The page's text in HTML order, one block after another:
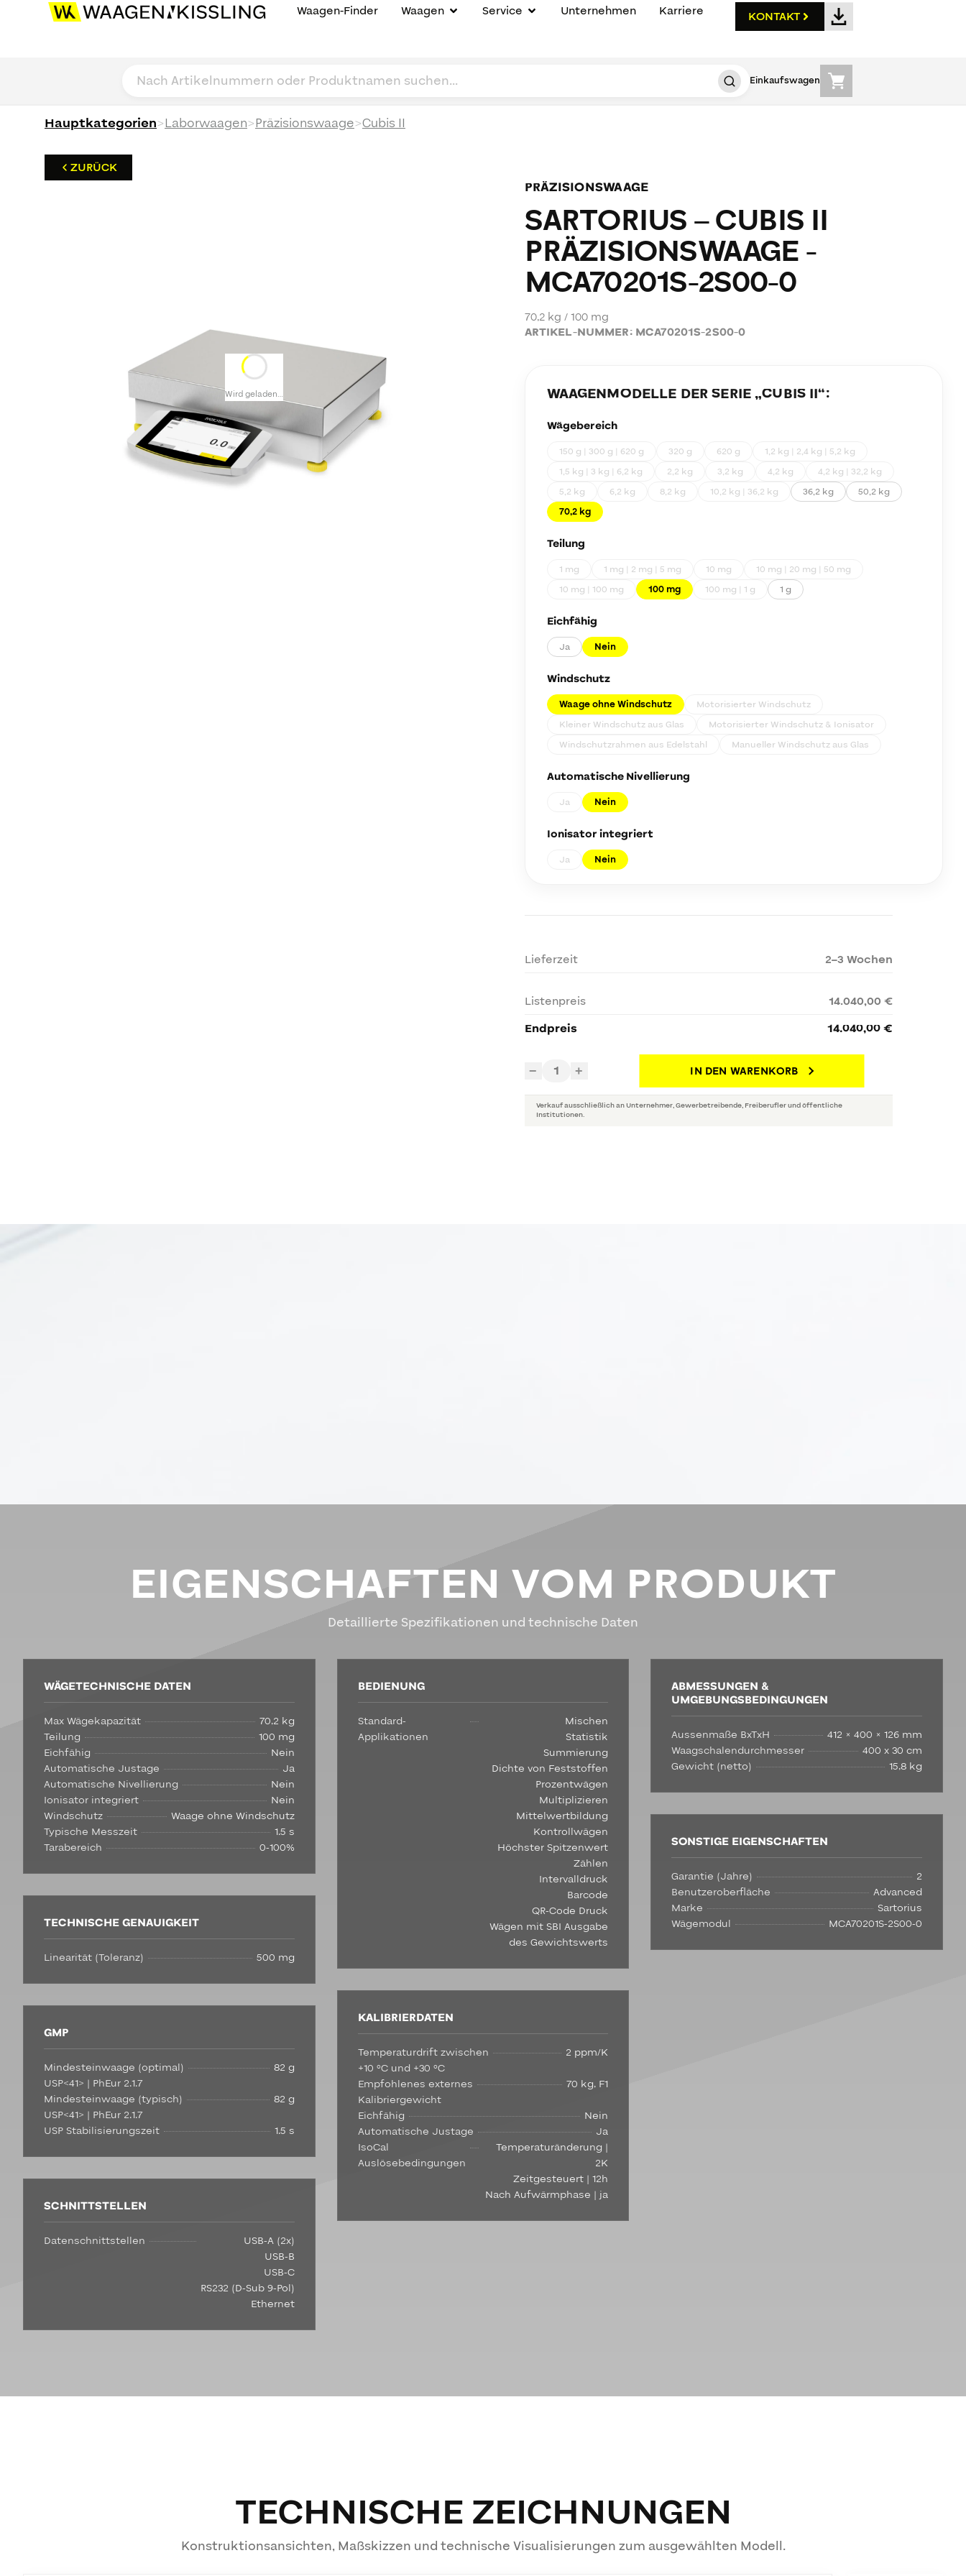
Waagen-Finder Waagen Service Unternehmen Karriere KONTAKT
Einkaufswagen
Hauptkategorien>Laborwaagen>Präzisionswaage>Cubis II
ZURÜCK
Wird geladen…
PRÄZISIONSWAAGE
SARTORIUS – CUBIS II
PRÄZISIONSWAAGE -
MCA70201S-2S00-0
70,2 kg / 100 mg
ARTIKEL-NUMMER: MCA70201S-2S00-0
WAAGENMODELLE DER SERIE „CUBIS II“:
Wägebereich
150 g | 300 g | 620 g 320 g 620 g
1,2 kg | 2,4 kg | 5,2 kg
1,5 kg | 3 kg | 6,2 kg
2,2 kg 3,2 kg 4,2 kg
4,2 kg | 32,2 kg
5,2 kg
6,2 kg 8,2 kg 10,2 kg | 36,2 kg 36,2 kg
50,2 kg
70,2 kg
Teilung
1 mg 1 mg | 2 mg | 5 mg 10 mg
10 mg | 20 mg | 50 mg
10 mg | 100 mg
100 mg 100 mg | 1 g 1 g
Eichfähig
Ja Nein
Windschutz
Waage ohne Windschutz
Motorisierter Windschutz
Kleiner Windschutz aus Glas
Motorisierter Windschutz & Ionisator
Windschutzrahmen aus Edelstahl
Manueller Windschutz aus Glas
Automatische Nivellierung
Ja Nein
Ionisator integriert
Ja Nein
Lieferzeit 2–3 Wochen
Listenpreis
14.040,00 €
Endpreis
14.040,00 €
− 1 + IN DEN WARENKORB
Verkauf ausschließlich an Unternehmer, Gewerbetreibende, Freiberufler und öffentliche
Institutionen.
EIGENSCHAFTEN VOM PRODUKT
Detaillierte Spezifikationen und technische Daten
WÄGETECHNISCHE DATEN
Max Wägekapazität
70,2 kg
Teilung
100 mg
Eichfähig
Nein
Automatische Justage
Ja
Automatische Nivellierung
Nein
Ionisator integriert
Nein
Windschutz
Waage ohne Windschutz
Typische Messzeit
1.5 s
Tarabereich
0-100%
TECHNISCHE GENAUIGKEIT
Linearität (Toleranz) 500 mg
GMP
Mindesteinwaage (optimal)
USP<41> | PhEur 2.1.7
82 g
Mindesteinwaage (typisch)
USP<41> | PhEur 2.1.7
82 g
USP Stabilisierungszeit 1.5 s
SCHNITTSTELLEN
Datenschnittstellen
USB-A (2x)
USB-B
USB-C
RS232 (D-Sub 9-Pol)
Ethernet
BEDIENUNG
Standard-
Applikationen
Mischen
Statistik
Summierung
Dichte von Feststoffen
Prozentwägen
Multiplizieren
Mittelwertbildung
Kontrollwägen
Höchster Spitzenwert
Zählen
Intervalldruck
Barcode
QR-Code Druck
Wägen mit SBI Ausgabe
des Gewichtswerts
KALIBRIERDATEN
Temperaturdrift zwischen
+10 °C und +30 °C
2 ppm/K
Empfohlenes externes
Kalibriergewicht
70 kg, F1
Eichfähig
Nein
Automatische Justage
Ja
IsoCal
Auslösebedingungen
Temperaturänderung |
2K
Zeitgesteuert | 12h
Nach Aufwärmphase | ja
ABMESSUNGEN &
UMGEBUNGSBEDINGUNGEN
Aussenmaße BxTxH
412 × 400 × 126 mm
Waagschalendurchmesser
400 x 30 cm
Gewicht (netto)
15,8 kg
SONSTIGE EIGENSCHAFTEN
Garantie (Jahre)
2
Benutzeroberfläche
Advanced
Marke
Sartorius
Wägemodul
MCA70201S-2S00-0
TECHNISCHE ZEICHNUNGEN
Konstruktionsansichten, Maßskizzen und technische Visualisierungen zum ausgewählten Modell.